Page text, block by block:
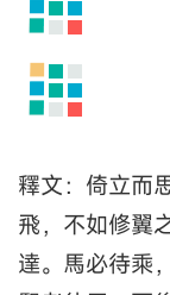
釋文：倚立而
飛，不如修翼
達。馬必待乘